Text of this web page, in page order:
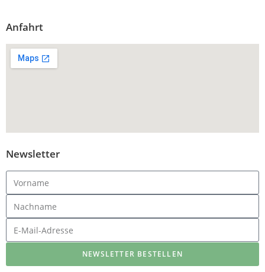
Anfahrt
Newsletter
NEWSLETTER BESTELLEN